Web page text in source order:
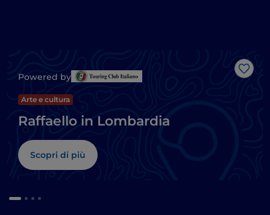
Like
Powered by
Arte e cultura
Raffaello in Lombardia
Scopri di più